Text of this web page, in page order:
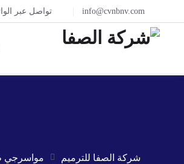
info@cvnbnv.com تواصل عبر
شركة الصفا للترميم مواسرجي